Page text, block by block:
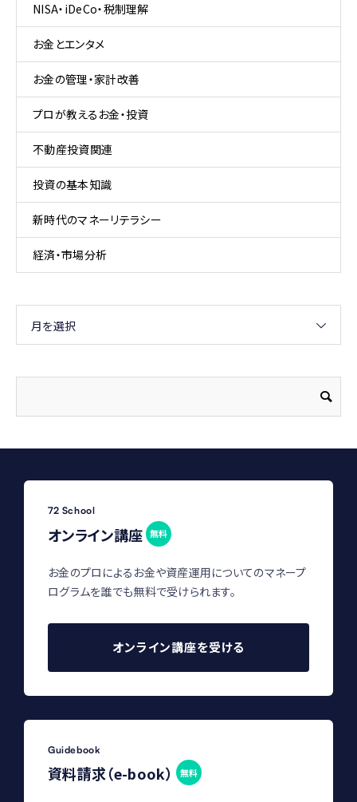
NISA・iDeCo・税制理解
お金とエンタメ
お金の管理・家計改善
プロが教えるお金・投資
不動産投資関連
投資の基本知識
新時代のマネーリテラシー
経済・市場分析
月を選択
72 School
オンライン講座 無料
お金のプロによるお金や資産運用についてのマネープ
ログラムを誰でも無料で受けられます。
オンライン講座を受ける
Guidebook
資料請求（e-book） 無料